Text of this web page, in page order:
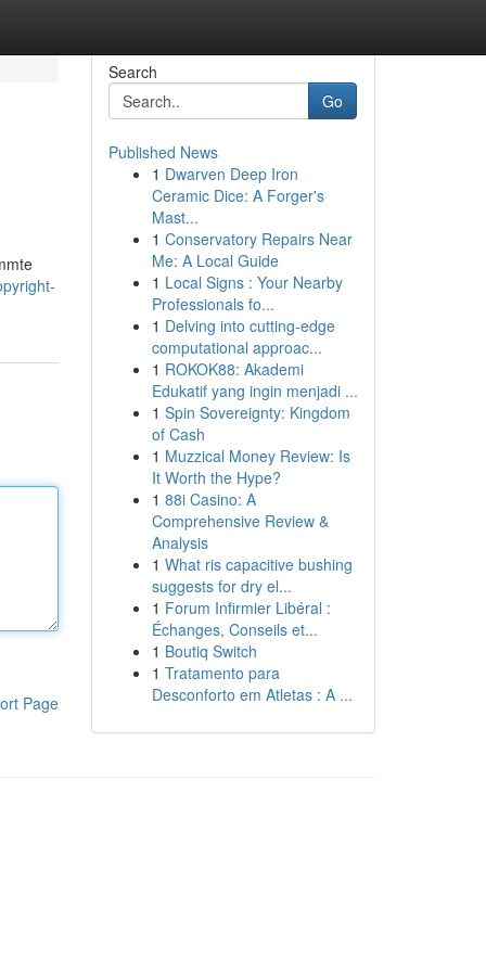
Page
Search
Go
Published News
1 Dwarven Deep Iron
Ceramic Dice: A Forger's
Mast...
1 Conservatory Repairs Near
Me: A Local Guide
1 Local Signs : Your Nearby
Professionals fo...
1 Delving into cutting-edge
computational approac...
1 ROKOK88: Akademi
Edukatif yang ingin menjadi ...
1 Spin Sovereignty: Kingdom
of Cash
1 Muzzical Money Review: Is
It Worth the Hype?
1 88i Casino: A
Comprehensive Review &
Analysis
1 What ris capacitive bushing
suggests for dry el...
1 Forum Infirmier Libéral :
Échanges, Conseils et...
1 Boutiq Switch
1 Tratamento para
Desconforto em Atletas : A ...